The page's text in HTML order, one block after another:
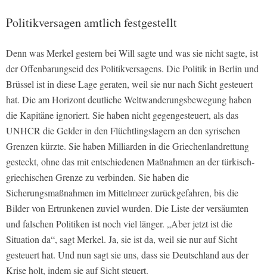
Politikversagen amtlich festgestellt
Denn was Merkel gestern bei Will sagte und was sie nicht sagte, ist
der Offenbarungseid des Politikversagens. Die Politik in Berlin und
Brüssel ist in diese Lage geraten, weil sie nur nach Sicht gesteuert
hat. Die am Horizont deutliche Weltwanderungsbewegung haben
die Kapitäne ignoriert. Sie haben nicht gegengesteuert, als das
UNHCR die Gelder in den Flüchtlingslagern an den syrischen
Grenzen kürzte. Sie haben Milliarden in die Griechenlandrettung
gesteckt, ohne das mit entschiedenen Maßnahmen an der türkisch-
griechischen Grenze zu verbinden. Sie haben die
Sicherungsmaßnahmen im Mittelmeer zurückgefahren, bis die
Bilder von Ertrunkenen zuviel wurden. Die Liste der versäumten
und falschen Politiken ist noch viel länger. „Aber jetzt ist die
Situation da“, sagt Merkel. Ja, sie ist da, weil sie nur auf Sicht
gesteuert hat. Und nun sagt sie uns, dass sie Deutschland aus der
Krise holt, indem sie auf Sicht steuert.